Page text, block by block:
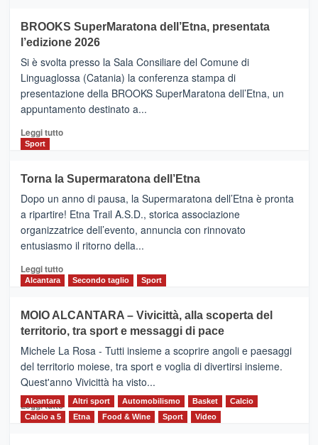
con
la
Al
via
i
collegamenti
BROOKS SuperMaratona dell’Etna, presentata
l’edizione 2026
Si è svolta presso la Sala Consiliare del Comune di
Linguaglossa (Catania) la conferenza stampa di
presentazione della BROOKS SuperMaratona dell’Etna, un
appuntamento destinato a...
Leggi tuttoLeggi
BROOKS
SuperMaratona
dell’Etna,
presentata
l’edizione
2026
Sport
Torna la Supermaratona dell’Etna
Dopo un anno di pausa, la Supermaratona dell’Etna è pronta
a ripartire! Etna Trail A.S.D., storica associazione
organizzatrice dell’evento, annuncia con rinnovato
entusiasmo il ritorno della...
Leggi tuttoLeggi
Torna
la
Supermaratona
dell’Etna
Alcantara Secondo taglio Sport
MOIO ALCANTARA – Vivicittà, alla scoperta del
territorio, tra sport e messaggi di pace
Michele La Rosa - Tutti insieme a scoprire angoli e paesaggi
del territorio moiese, tra sport e voglia di divertirsi insieme.
Quest'anno Vivicittà ha visto...
Leggi tutto Leggi
Alcantara Altri sport Automobilismo Basket
Calcio
Calcio a 5
Etna Food & Wine Sport Video